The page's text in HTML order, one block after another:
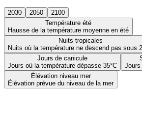
2030 2050
2100
Température été
Hausse de la température moyenne en été
Nuits tropicales
Nuits où la température ne descend pas sous
Jours de canicule
Jours où la température dépasse 35°C
Élévation niveau mer
Élévation prévue du niveau de la mer